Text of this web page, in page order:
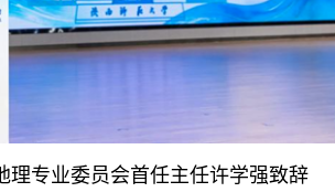
理专业委员会首任主任许学强致辞